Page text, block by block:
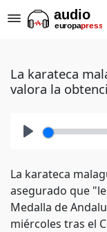
La karateca
valora la
La karateca
asegurado que
Medalla de
miércoles tras el